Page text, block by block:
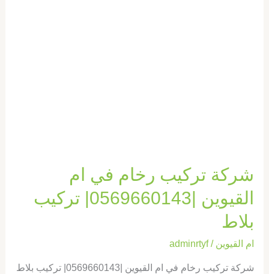
شركة تركيب رخام في ام
القيوين |0569660143| تركيب
بلاط
ام القيوين /
adminrtyf
شركة تركيب رخام في ام القيوين |0569660143| تركيب بلاط